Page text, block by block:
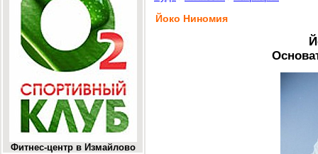
Фитнес-центр в Измайлово
Йоко Ниномия